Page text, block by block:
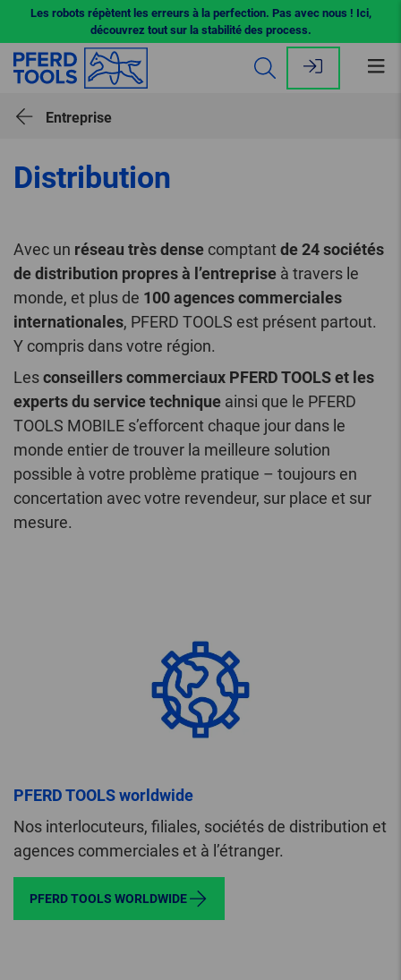
Les robots répètent les erreurs à la perfection. Pas avec nous ! Ici,
découvrez tout sur la stabilité des process.
Entreprise
Distribution
Avec un réseau très dense comptantde 24 sociétés
de distribution propres à l’entreprise à travers le
monde, et plus de 100 agences commerciales
internationales, PFERD TOOLS est présent partout.
Y compris dans votre région.
Lesconseillers commerciaux PFERD TOOLS et les
experts du service technique ainsi que le PFERD
TOOLS MOBILE s’efforcent chaque jour dans le
monde entier de trouver la meilleure solution
possible à votre problème pratique – toujours en
concertation avec votre revendeur, sur place et sur
mesure.
PFERD TOOLS worldwide
Nos interlocuteurs, filiales, sociétés de distribution et
agences commerciales et à l’étranger.
PFERD TOOLS WORLDWIDE